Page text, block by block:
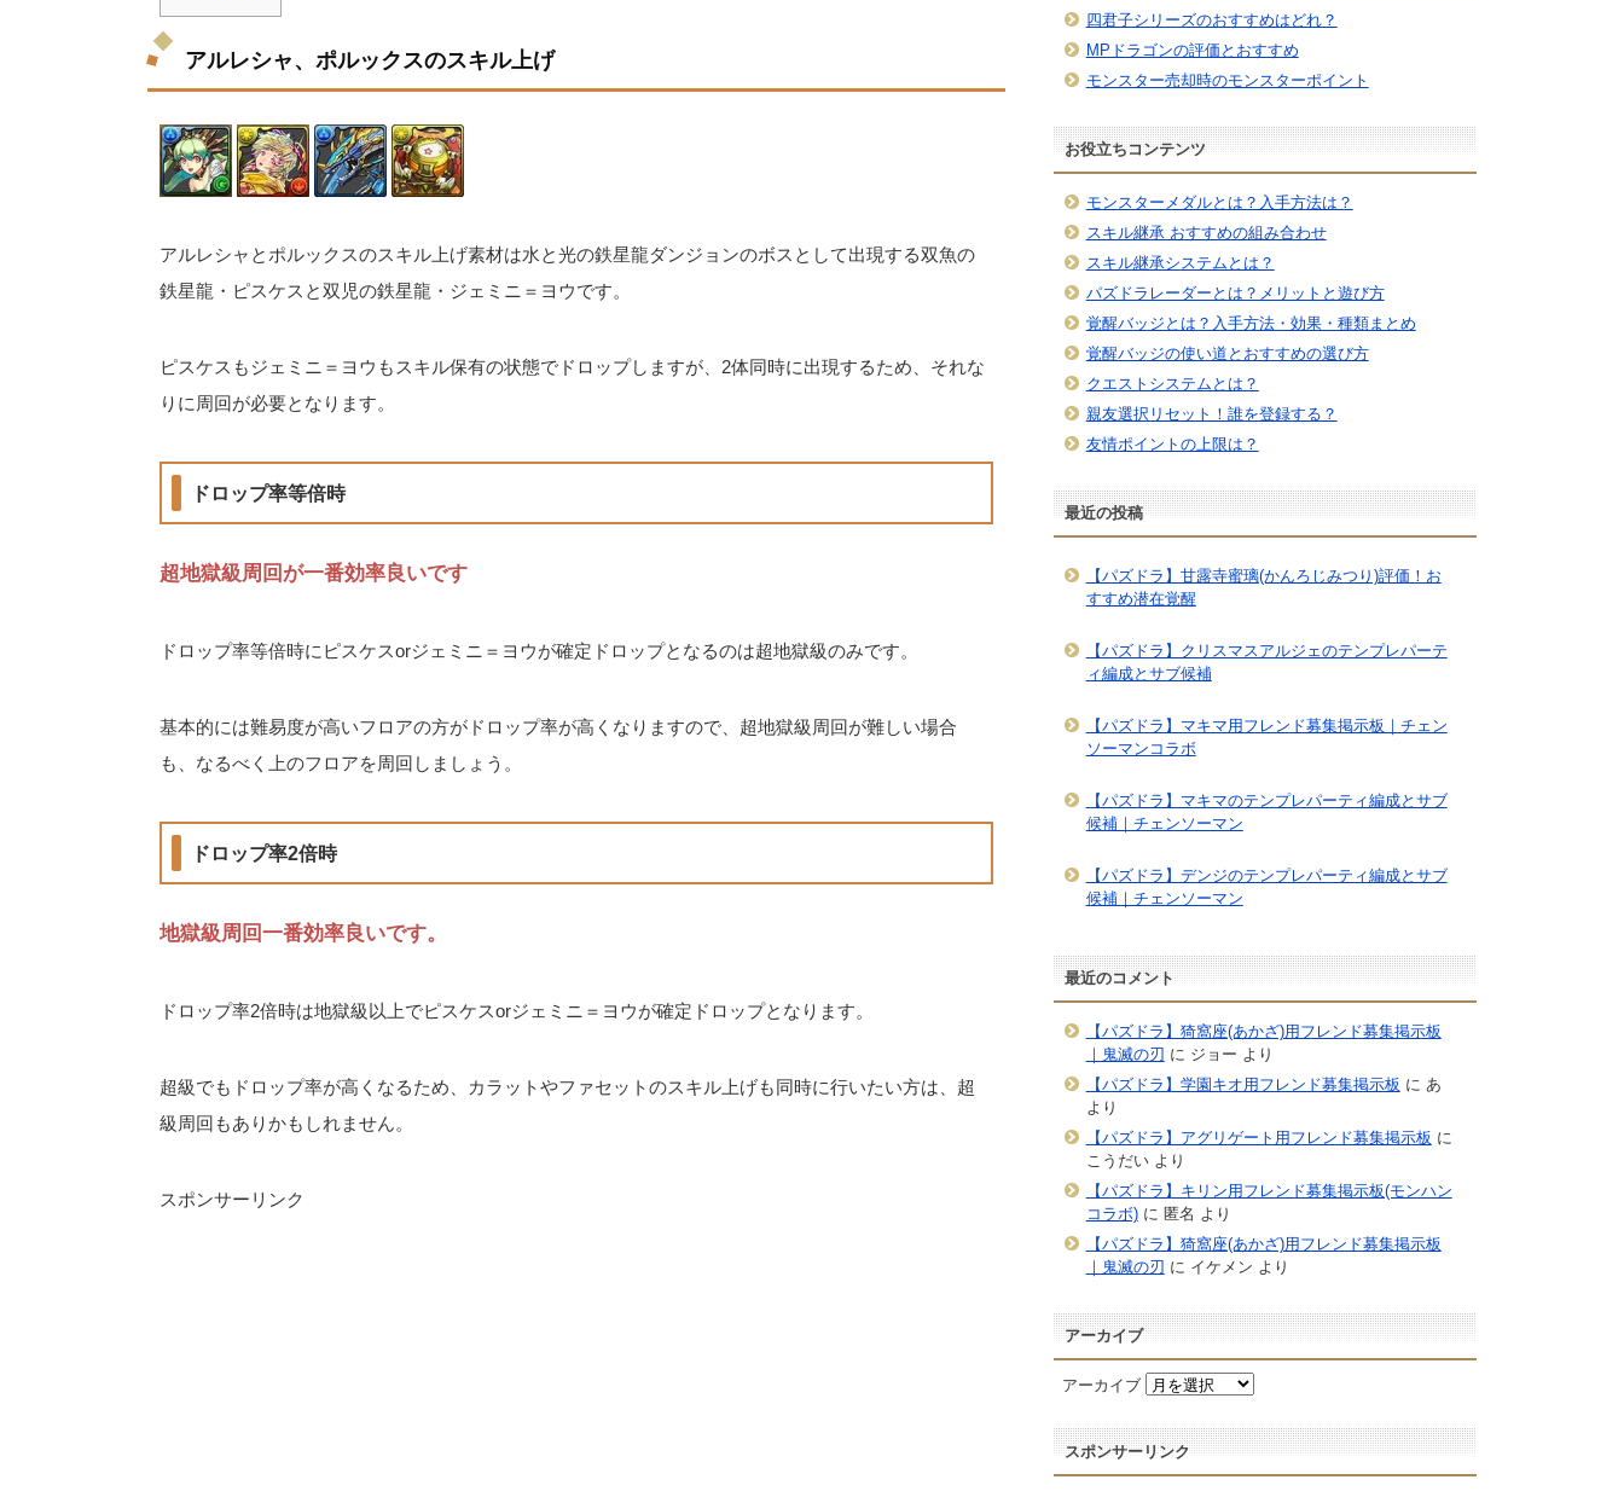
アルレシャ、ポルックスのスキル上げ
アルレシャとポルックスのスキル上げ素材は水と光の鉄星龍ダンジョンのボスとして出現する双魚の
鉄星龍・ピスケスと双児の鉄星龍・ジェミニ＝ヨウです。
ピスケスもジェミニ＝ヨウもスキル保有の状態でドロップしますが、2体同時に出現するため、それな
りに周回が必要となります。
ドロップ率等倍時
超地獄級周回が一番効率良いです
ドロップ率等倍時にピスケスorジェミニ＝ヨウが確定ドロップとなるのは超地獄級のみです。
基本的には難易度が高いフロアの方がドロップ率が高くなりますので、超地獄級周回が難しい場合
も、なるべく上のフロアを周回しましょう。
ドロップ率2倍時
地獄級周回一番効率良いです。
ドロップ率2倍時は地獄級以上でピスケスorジェミニ＝ヨウが確定ドロップとなります。
超級でもドロップ率が高くなるため、カラットやファセットのスキル上げも同時に行いたい方は、超
級周回もありかもしれません。
スポンサーリンク
四君子シリーズのおすすめはどれ？
MPドラゴンの評価とおすすめ
モンスター売却時のモンスターポイント
お役立ちコンテンツ
モンスターメダルとは？入手方法は？
スキル継承 おすすめの組み合わせ
スキル継承システムとは？
パズドラレーダーとは？メリットと遊び方
覚醒バッジとは？入手方法・効果・種類まとめ
覚醒バッジの使い道とおすすめの選び方
クエストシステムとは？
親友選択リセット！誰を登録する？
友情ポイントの上限は？
最近の投稿
【パズドラ】甘露寺蜜璃(かんろじみつり)評価！お
すすめ潜在覚醒
【パズドラ】クリスマスアルジェのテンプレパーテ
ィ編成とサブ候補
【パズドラ】マキマ用フレンド募集掲示板｜チェン
ソーマンコラボ
【パズドラ】マキマのテンプレパーティ編成とサブ
候補｜チェンソーマン
【パズドラ】デンジのテンプレパーティ編成とサブ
候補｜チェンソーマン
最近のコメント
【パズドラ】猗窩座(あかざ)用フレンド募集掲示板
｜鬼滅の刃 に ジョー より
【パズドラ】学園キオ用フレンド募集掲示板 に あ
より
【パズドラ】アグリゲート用フレンド募集掲示板 に
こうだいより
【パズドラ】キリン用フレンド募集掲示板(モンハン
コラボ)に 匿名 より
【パズドラ】猗窩座(あかざ)用フレンド募集掲示板
｜鬼滅の刃 に イケメン より
アーカイブ
アーカイブ
スポンサーリンク